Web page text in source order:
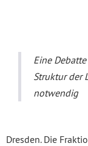
Eine
Struktur der
notwendig
Dresden. Die